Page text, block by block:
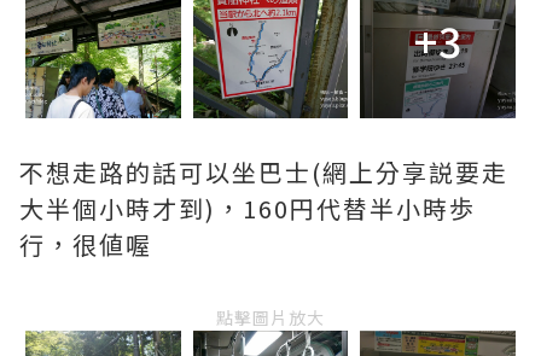
+3
不想走路的話可以坐巴士(網上分享説要走
大半個小時才到)，160円代替半小時歩
行，很値喔
點擊圖片放大